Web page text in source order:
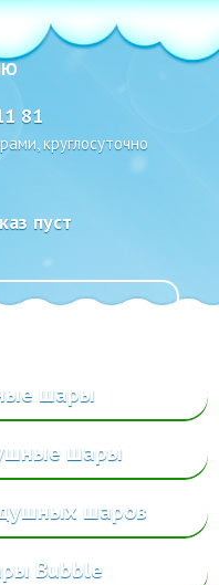
81
круглосуточно
пуст
шары
шары
шаров
Bubble